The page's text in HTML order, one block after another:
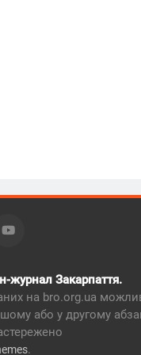
журнал Закарпаття.
на bro.org.ua
або у другому
.